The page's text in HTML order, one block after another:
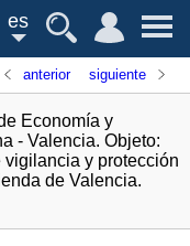
es
anterior siguiente
Economía y
- Valencia. Objeto:
y protección
de Valencia.